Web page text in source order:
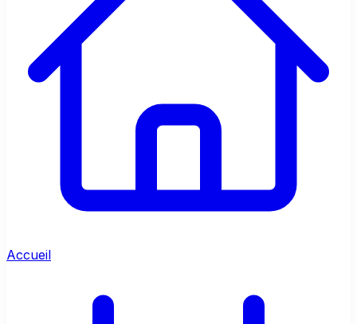
Accueil